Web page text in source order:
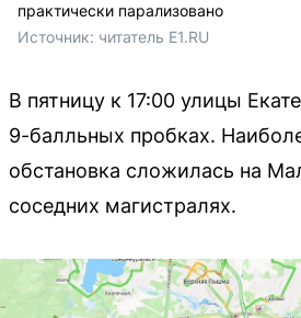
практически парализовано
Источник: читатель E1.RU
В пятницу к 17:00 улицы
9-балльных пробках.
обстановка сложилась на
соседних магистралях.